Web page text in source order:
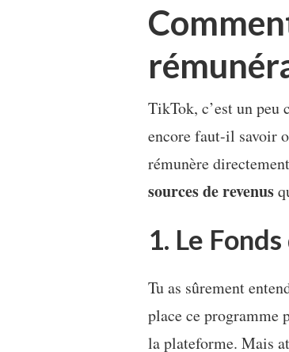
TikTok, c’est un peu
encore faut-il savoir
rémunère
sources de revenus
1. Le
Tu as sûrement
place ce programme
la plateforme. Mais